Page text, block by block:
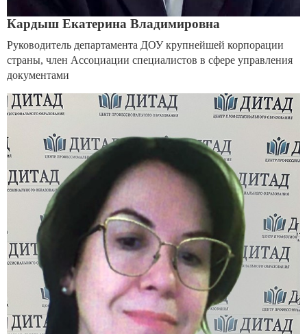
Кардыш Екатерина Владимировна
Руководитель департамента ДОУ крупнейшей корпорации
страны, член Ассоциации специалистов в сфере управления
документами